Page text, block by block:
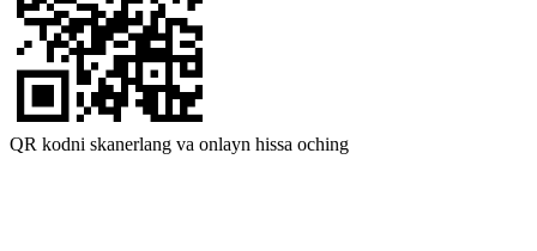
QR kodni skanerlang va onlayn hissa oching